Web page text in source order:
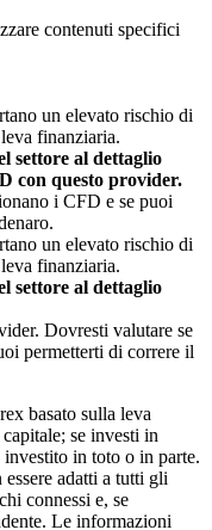
contenuti specifici
un elevato rischio di
finanziaria.
settore al dettaglio
con questo provider.
i CFD e se puoi
un elevato rischio di
finanziaria.
settore al dettaglio
Dovresti valutare se
permetterti di correre il
basato sulla leva
se investi in
in toto o in parte.
adatti a tutti gli
connessi e, se
Le informazioni